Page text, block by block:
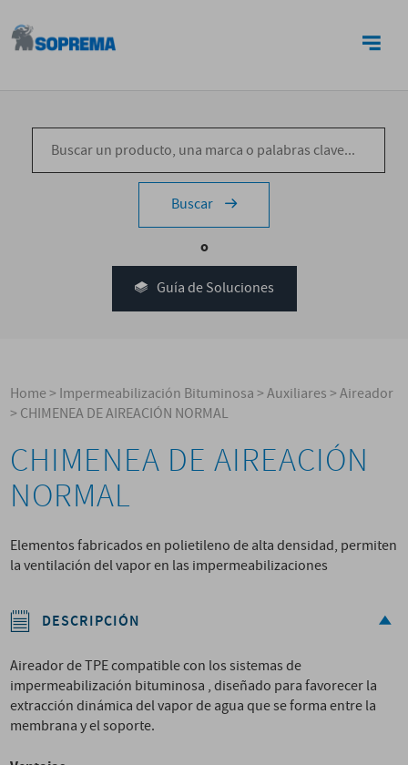
Buscar
o
Guía de Soluciones
Home>Impermeabilización Bituminosa>Auxiliares>Aireador
>CHIMENEA DE AIREACIÓN NORMAL
CHIMENEA DE AIREACIÓN
NORMAL
Elementos fabricados en polietileno de alta densidad, permiten
la ventilación del vapor en las impermeabilizaciones
DESCRIPCIÓN
Aireador de TPE compatible con los sistemas de
impermeabilización bituminosa , diseñado para favorecer la
extracción dinámica del vapor de agua que se forma entre la
membrana y el soporte.